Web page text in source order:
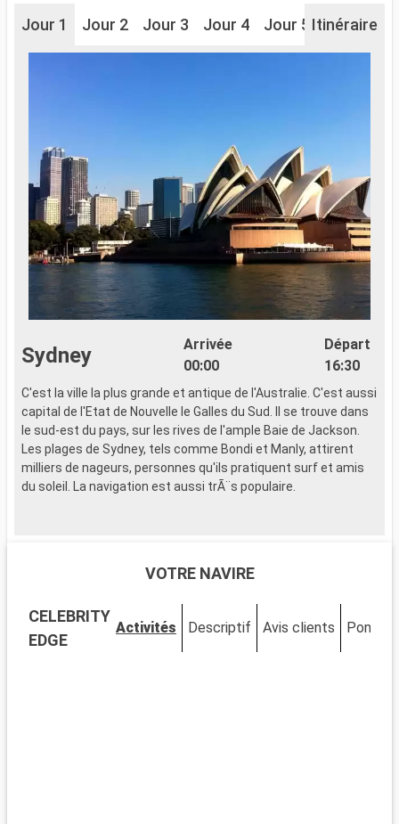
Jour 1 Jour 2 Jour 3 Jour 4 Jour 5 Jour 6
Itinéraire
Sydney
Arrivée
00:00
Départ
16:30
C'est la ville la plus grande et antique de l'Australie. C'est aussi
capital de l'Etat de Nouvelle le Galles du Sud. Il se trouve dans
le sud-est du pays, sur les rives de l'ample Baie de Jackson.
Les plages de Sydney, tels comme Bondi et Manly, attirent
milliers de nageurs, personnes qu'ils pratiquent surf et amis
du soleil. La navigation est aussi trÃ¨s populaire.
VOTRE NAVIRE
CELEBRITY
EDGE
Activités Descriptif Avis clients Ponts